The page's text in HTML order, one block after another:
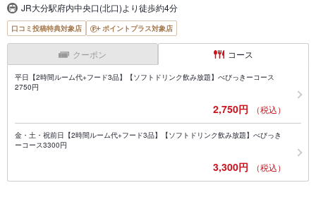
JR大分駅府内中央口(北口)より徒歩約4分
口コミ投稿特典対象店 ポイントプラス対象店
クーポン コース
平日【2時間ルーム代+フード3品】【ソフトドリンク飲み放題】べびっきーコース
2750円
2,750円 （税込）
金・土・祝前日【2時間ルーム代+フード3品】【ソフトドリンク飲み放題】べびっき
ーコース3300円
3,300円 （税込）